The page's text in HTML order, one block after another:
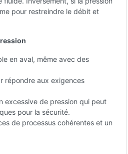
pour restreindre le débit et
en aval, même avec des
répondre aux exigences
excessive de pression qui peut
pour la sécurité.
de processus cohérentes et un